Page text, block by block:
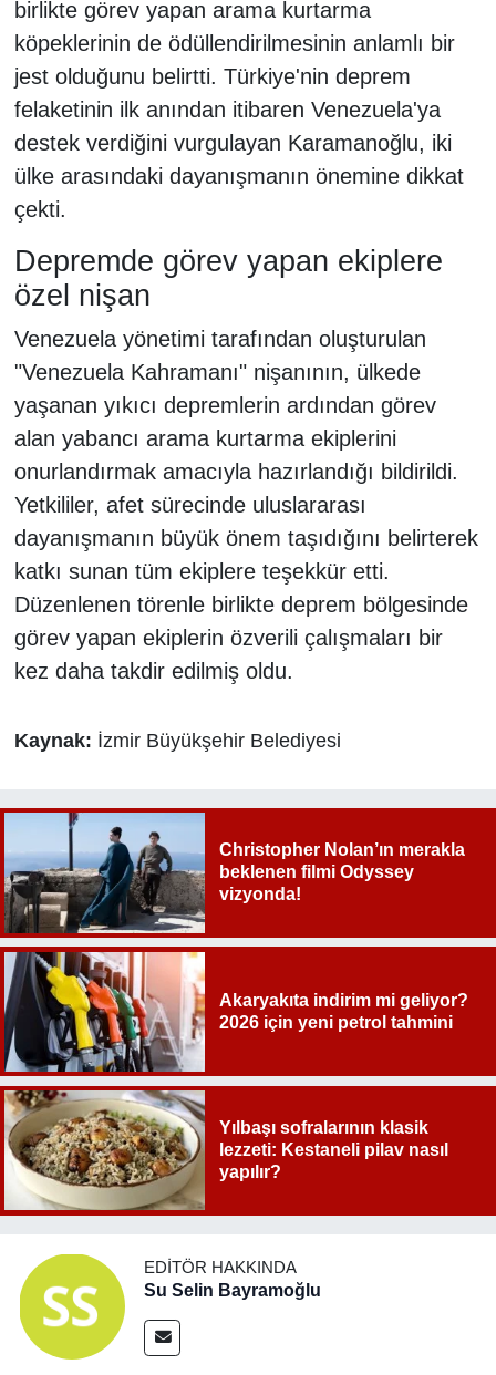
birlikte görev yapan arama kurtarma
köpeklerinin de ödüllendirilmesinin anlamlı bir
jest olduğunu belirtti. Türkiye'nin deprem
felaketinin ilk anından itibaren Venezuela'ya
destek verdiğini vurgulayan Karamanoğlu, iki
ülke arasındaki dayanışmanın önemine dikkat
çekti.
Depremde görev yapan ekiplere
özel nişan
Venezuela yönetimi tarafından oluşturulan
"Venezuela Kahramanı" nişanının, ülkede
yaşanan yıkıcı depremlerin ardından görev
alan yabancı arama kurtarma ekiplerini
onurlandırmak amacıyla hazırlandığı bildirildi.
Yetkililer, afet sürecinde uluslararası
dayanışmanın büyük önem taşıdığını belirterek
katkı sunan tüm ekiplere teşekkür etti.
Düzenlenen törenle birlikte deprem bölgesinde
görev yapan ekiplerin özverili çalışmaları bir
kez daha takdir edilmiş oldu.
Kaynak: İzmir Büyükşehir Belediyesi
Christopher Nolan’ın merakla
beklenen filmi Odyssey
vizyonda!
Akaryakıta indirim mi geliyor?
2026 için yeni petrol tahmini
Yılbaşı sofralarının klasik
lezzeti: Kestaneli pilav nasıl
yapılır?
EDITÖR HAKKINDA
Su Selin Bayramoğlu